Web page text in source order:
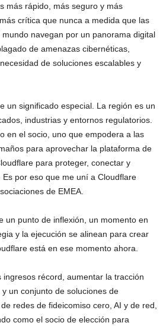
más rápido, más seguro y más
crítica que nunca a medida que las
navegan por un panorama digital
de amenazas cibernéticas,
de soluciones escalables y
un significado especial. La región es un
industrias y entornos regulatorios.
en el socio, uno que empodera a las
para aprovechar la plataforma de
para proteger, conectar y
por eso que me uní a Cloudflare
de EMEA.
un punto de inflexión, un momento en
y la ejecución se alinean para crear
está en ese momento ahora.
récord, aumentar la tracción
un conjunto de soluciones de
redes de fideicomiso cero, AI y de red,
como el socio de elección para